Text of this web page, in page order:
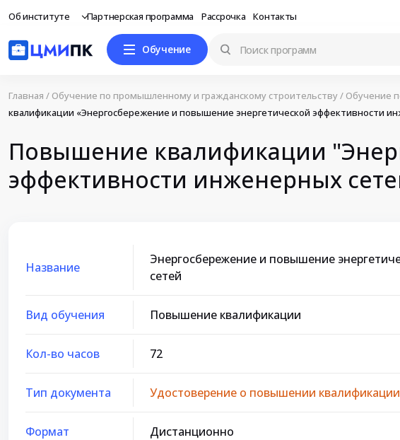
Об институте Партнерская программа Рассрочка Контакты
Обучение
Главная / Обучение по промышленному и гражданскому строительству/ Обучение
квалификации «Энергосбережение и повышение энергетической эффективности
Повышение квалификации
эффективности инженерных
Название
Энергосбережение и повышение
сетей
Вид обучения Повышение квалификации
Кол-во часов 72
Тип документа Удостоверение о повышении квалификации
Формат Дистанционно